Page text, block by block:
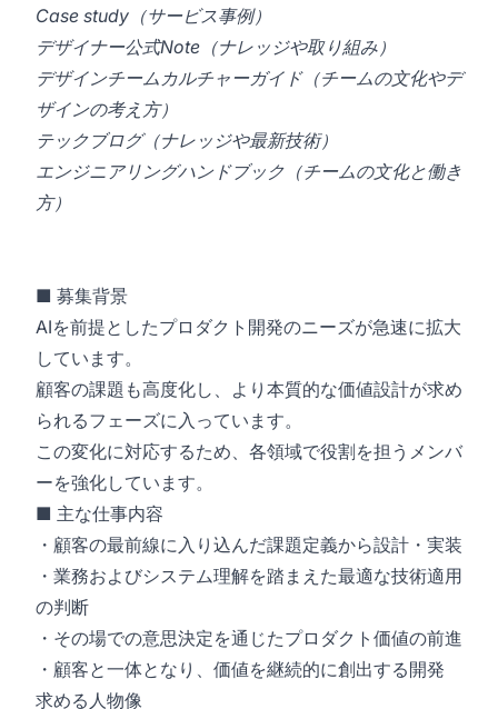
Case study（サービス事例）
デザイナー公式Note（ナレッジや取り組み）
デザインチームカルチャーガイド（チームの文化やデ
ザインの考え方）
テックブログ（ナレッジや最新技術）
エンジニアリングハンドブック（チームの文化と働き
方）
■ 募集背景
AIを前提としたプロダクト開発のニーズが急速に拡大
しています。
顧客の課題も高度化し、より本質的な価値設計が求め
られるフェーズに入っています。
この変化に対応するため、各領域で役割を担うメンバ
ーを強化しています。
■ 主な仕事内容
・顧客の最前線に入り込んだ課題定義から設計・実装
・業務およびシステム理解を踏まえた最適な技術適用
の判断
・その場での意思決定を通じたプロダクト価値の前進
・顧客と一体となり、価値を継続的に創出する開発
求める人物像